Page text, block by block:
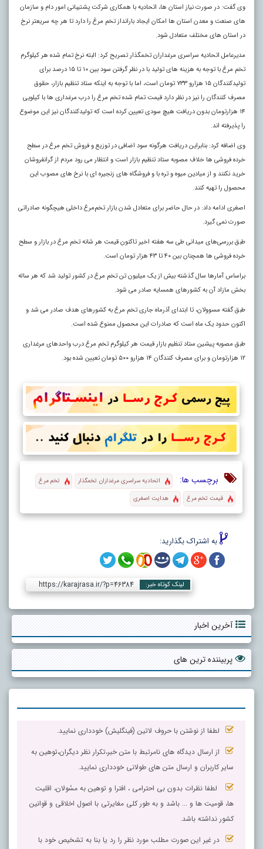
وی گفت: در صورت نیاز استان ها، اتحادیه با همکاری شرکت پشتیبانی امور دام و سازمان
های صنعت و معدن استان ها امکان ایجاد بارانداز تخم مرغ را دارد تا هر چه سریعتر نرخ
در استان های مختلف متعادل شود.
مدیرعامل اتحادیه سراسری مرغداران تخمگذار تصریح کرد: البته نرخ تمام شده هر کیلوگرم
تخم مرغ با توجه به هزینه های تولید با در نظر گرفتن سود بین ۱۰ تا ۱۵ درصد برای
تولیدکنندگان ۱۵ هزارو ۷۳۳ تومان است، اما با توجه به اینکه ستاد تنظیم بازار، حقوق
مصرف کنندگان را نیز در نظر دارد قیمت تمام شده تخم مرغ را درب مرغداری ها با کیلویی
۱۴ هزارتومان بدون دریافت هیچ سودی تعیین کرده است که تولیدکنندگان نیز این موضوع
را پذیرفته اند.
وی اضافه کرد: بنابراین دریافت هرگونه سود اضافی در توزیع و فروش تخم مرغ در سطح
خرده فروشی ها خلاف مصوبه ستاد تنظیم بازار است و انتظار می رود مردم از گرانفروشان
خرید نکنند و از میادین میوه و تره با و فروشگاه های زنجیره ای با نرخ های مصوب این
محصول را تهیه کنند.
اصغری ادامه داد: در حال حاضر برای متعادل شدن بازار تخم‌مرغ داخلی هیچگونه صادراتی
صورت نمی گیرد.
طبق بررسی‌های میدانی طی سه هفته اخیر تاکنون قیمت هر شانه تخم مرغ در بازار و سطح
خرده فروشی ها همچنان بین ۴۰ تا ۴۳ هزار تومان است.
براساس آمارها سال گذشته بیش از یک میلیون تن تخم مرغ در کشور تولید شد که هر ساله
بخش مازاد آن به کشورهای همسایه صادر می شود.
طبق گفته مسوولان، تا ابتدای آذرماه جاری تخم مرغ به کشورهای هدف صادر می شد و
اکنون حدود یک ماه است که صادرات این محصول ممنوع شده است.
طبق مصوبه پیشین ستاد تنظیم بازار قیمت هر کیلوگرم تخم مرغ درب واحدهای مرغداری
۱۲ هزارتومان و برای مصرف کنندگان ۱۴ هزارو ۵۰۰ تومان تعیین شده بود.
برچسب ها: اتحادیه سراسری مرغداران تخمگذار
تخم مرغ
قیمت تخم مرغ
هدایت اصغری
به اشتراک بگذارید:
لینک کوتاه خبر: https://karajrasa.ir/?p=46384
آخرین اخبار
پربیننده ترین های
لطفا از نوشتن با حروف لاتین (فینگلیش) خودداری نمایید.
از ارسال دیدگاه های نامرتبط با متن خبر،تکرار نظر دیگران،توهین به
سایر کاربران و ارسال متن های طولانی خودداری نمایید.
لطفا نظرات بدون بی احترامی ، افترا و توهین به مسٔولان، اقلیت
ها، قومیت ها و ... باشد و به طور کلی مغایرتی با اصول اخلاقی و قوانین
کشور نداشته باشد.
در غیر این صورت مطلب مورد نظر را رد یا بنا به تشخیص خود با